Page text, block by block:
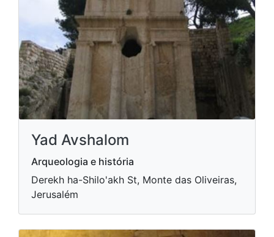
Yad Avshalom
Arqueologia e história
Derekh ha-Shilo'akh St, Monte das Oliveiras,
Jerusalém